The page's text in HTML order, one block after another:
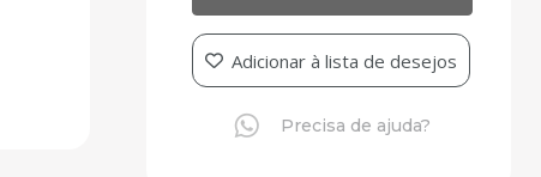
Adicionar à lista de desejos
Precisa de ajuda?